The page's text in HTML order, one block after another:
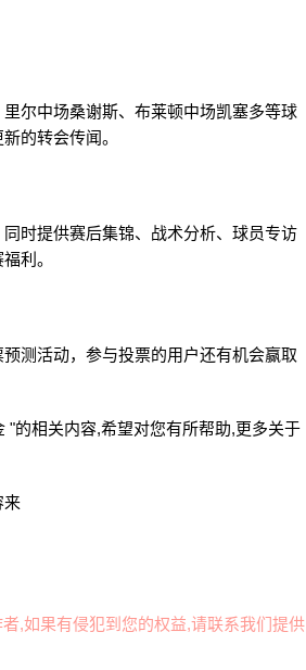
尔中场桑谢斯、布莱顿中场凯塞多等球
的转会传闻。
时提供赛后集锦、战术分析、球员专访
利。
测活动，参与投票的用户还有机会赢取
"的相关内容,希望对您有所帮助,更多关于
来
,如果有侵犯到您的权益,请联系我们提供